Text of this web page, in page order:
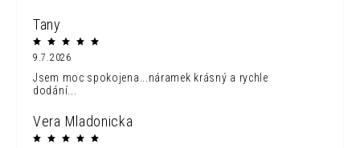
Tany
9.7.2026
Jsem moc spokojena...náramek krásný a rychle
dodání...
Vera Mladonicka